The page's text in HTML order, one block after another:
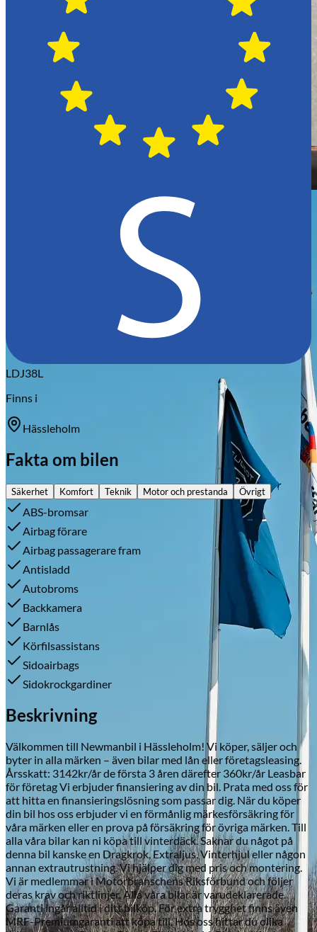
Skadeverkstad
LDJ38L
Finns i
Hässleholm
Fakta om bilen
Säkerhet Komfort Teknik Motor och prestanda Övrigt
ABS-bromsar
Airbag förare
Airbag passagerare fram
Antisladd
Autobroms
Backkamera
Barnlås
Körfilsassistans
Sidoairbags
Sidokrockgardiner
Beskrivning
Välkommen till Newmanbil i Hässleholm! Vi köper, säljer och
byter in alla märken – även bilar med lån eller företagsleasing.
Årsskatt: 3142kr/år de första 3 åren därefter 360kr/år Leasbar
för företag Vi erbjuder finansiering av din bil. Prata med oss för
att hitta en finansieringslösning som passar dig. När du köper
din bil hos oss erbjuder vi en förmånlig märkesförsäkring för
våra märken eller en prova på försäkring för övriga märken. Till
alla våra bilar kan ni köpa till vinterdäck. Saknar du något på
denna bil kanske en Dragkrok, Extraljus, Vinterhjul eller någon
annan extrautrustning. Vi hjälper dig med pris och montering.
Vi är medlemmar i Motorbranschens Riksförbund och följer
deras krav och riktlinjer. Alla våra bilar är varudeklarerade.
Garanti ingår alltid i ditt bilköp. För extra trygghet finns även
MRF-Premiumgaranti att köpa till. Hos oss hittar du olika